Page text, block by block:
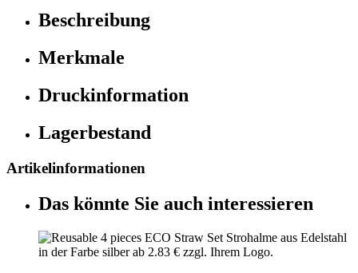
Beschreibung
Merkmale
Druckinformation
Lagerbestand
Artikelinformationen
Das könnte Sie auch interessieren